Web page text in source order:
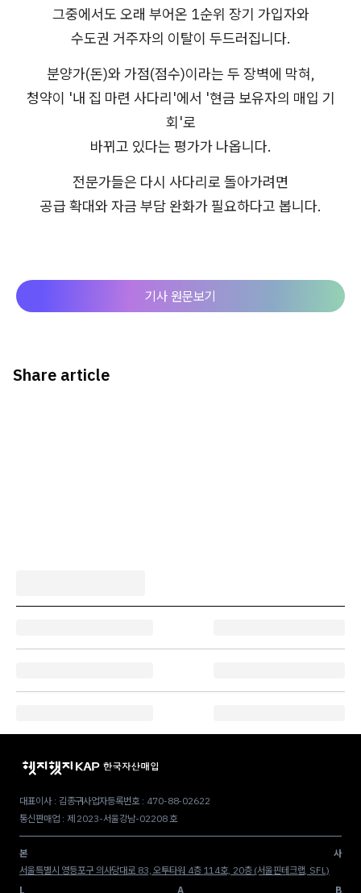
그중에서도 오래 부어온 1순위 장기 가입자와
수도권 거주자의 이탈이 두드러집니다.
분양가(돈)와 가점(점수)이라는 두 장벽에 막혀,
청약이 '내 집 마련 사다리'에서 '현금 보유자의 매입 기
회'로
바뀌고 있다는 평가가 나옵니다.
전문가들은 다시 사다리로 돌아가려면
공급 확대와 자금 부담 완화가 필요하다고 봅니다.
기사 원문보기
Share article
대표이사 : 김종구사업자등록번호 : 470-88-02622
통신판매업 : 제 2023-서울강남-02208 호
본
사
서울특별시 영등포구 의사당대로 83, 오투타워 4층 114호, 20층 (서울핀테크랩, SFL)
L
A B